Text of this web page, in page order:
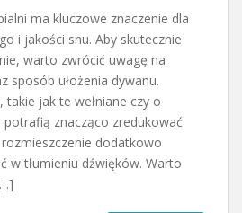
ma kluczowe znaczenie dla
i jakości snu. Aby skutecznie
warto zwrócić uwagę na
sposób ułożenia dywanu.
takie jak te wełniane czy o
znacząco zredukować
rozmieszczenie dodatkowo
w tłumieniu dźwięków. Warto